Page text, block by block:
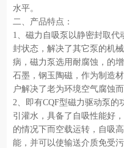
水平。
二、产品特点：
1、磁力自吸泵以静密封取
封状态，解决了其它泵的机
病，磁力泵选用耐腐蚀，的
石墨，钢玉陶磁，作为制造
户解决了老为环境空气腐蚀
2、即有CQF型磁力驱动泵的
引灌水，具备了自吸性能好
的情况下而空载运转，自吸
能，并可以使输送介质免受污